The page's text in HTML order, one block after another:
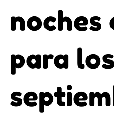
noches
para